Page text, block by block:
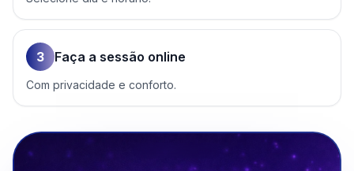
3 Faça a sessão online
Com privacidade e conforto.